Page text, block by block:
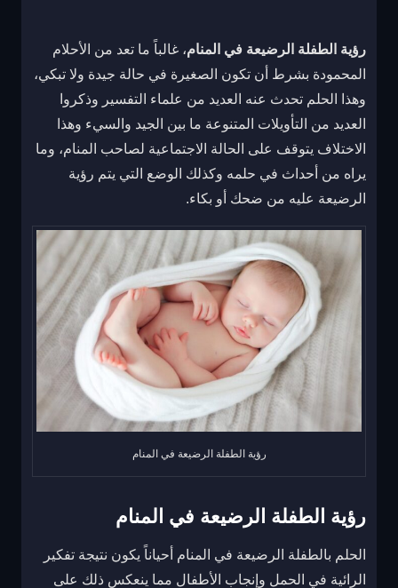
رؤية الطفلة الرضيعة في المنام، غالباً ما تعد من الأحلام
المحمودة بشرط أن تكون الصغيرة في حالة جيدة ولا تبكي،
وهذا الحلم تحدث عنه العديد من علماء التفسير وذكروا
العديد من التأويلات المتنوعة ما بين الجيد والسيء وهذا
الاختلاف يتوقف على الحالة الاجتماعية لصاحب المنام، وما
يراه من أحداث في حلمه وكذلك الوضع التي يتم رؤية
الرضيعة عليه من ضحك أو بكاء.
رؤية الطفلة الرضيعة في المنام
رؤية الطفلة الرضيعة في المنام
الحلم بالطفلة الرضيعة في المنام أحياناً يكون نتيجة تفكير
الرائية في الحمل وإنجاب الأطفال مما ينعكس ذلك على